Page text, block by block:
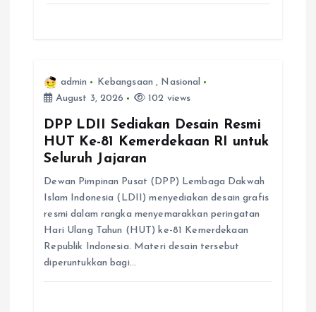
admin Kebangsaan , Nasional
August 3, 2026
102 views
DPP LDII Sediakan Desain Resmi
HUT Ke-81 Kemerdekaan RI untuk
Seluruh Jajaran
Dewan Pimpinan Pusat (DPP) Lembaga Dakwah
Islam Indonesia (LDII) menyediakan desain grafis
resmi dalam rangka menyemarakkan peringatan
Hari Ulang Tahun (HUT) ke-81 Kemerdekaan
Republik Indonesia. Materi desain tersebut
diperuntukkan bagi…